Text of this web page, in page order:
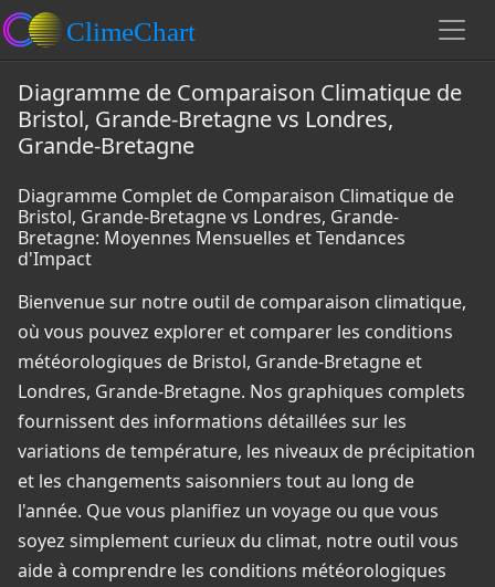
Diagramme de Comparaison Climatique de
Bristol, Grande-Bretagne vs Londres,
Grande-Bretagne
Diagramme Complet de Comparaison Climatique de
Bristol, Grande-Bretagne vs Londres, Grande-
Bretagne: Moyennes Mensuelles et Tendances
d'Impact
Bienvenue sur notre outil de comparaison climatique,
où vous pouvez explorer et comparer les conditions
météorologiques de Bristol, Grande-Bretagne et
Londres, Grande-Bretagne. Nos graphiques complets
fournissent des informations détaillées sur les
variations de température, les niveaux de précipitation
et les changements saisonniers tout au long de
l'année. Que vous planifiez un voyage ou que vous
soyez simplement curieux du climat, notre outil vous
aide à comprendre les conditions météorologiques